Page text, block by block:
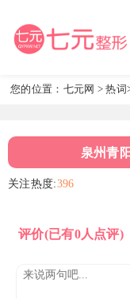
您的位置： 七元网 >热词
泉州青
关注热度:396
评价(已有0人点评)